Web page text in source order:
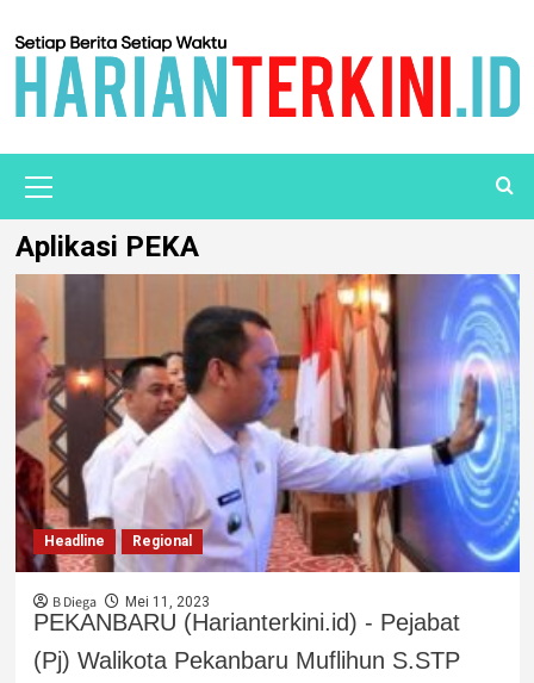
Aplikasi PEKA
Headline Regional
B Diega Mei 11, 2023
PEKANBARU (Harianterkini.id) - Pejabat
(Pj) Walikota Pekanbaru Muflihun S.STP